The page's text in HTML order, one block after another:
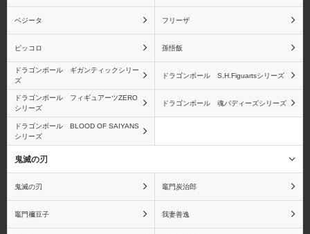
バルトロメオ 黄猿(ボルサリーノ)
ベポ バーソロミュー・くま
赤犬(サカズキ)
ベジータ フリーザ
ピッコロ 孫悟飯
ドラゴンボール ギガンティックシリー
ズ
ドラゴンボール S.H.Figuartsシリーズ
ドラゴンボール フィギュアーツZERO
シリーズ
ドラゴンボール 魂バディーズシリーズ
ドラゴンボール BLOOD OF SAIYANS
シリーズ
鬼滅の刃
鬼滅の刃 竈門炭治郎
竈門禰󠄀豆子 我妻善逸